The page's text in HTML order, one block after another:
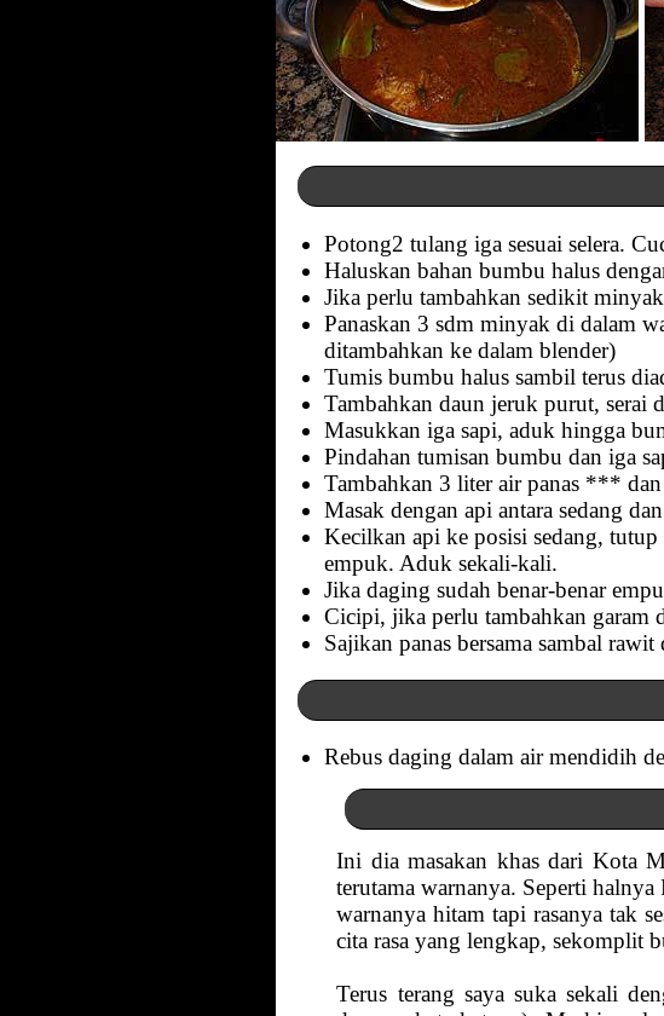
Potong2 tulang iga sesuai selera.
Haluskan bahan bumbu halus
Jika perlu tambahkan sedikit
Panaskan 3 sdm minyak di dalam
ditambahkan ke dalam blender)
Tumis bumbu halus sambil terus
Tambahkan daun jeruk purut, serai
Masukkan iga sapi, aduk hingga
Pindahan tumisan bumbu dan iga
Tambahkan 3 liter air panas ***
Masak dengan api antara sedang
Kecilkan api ke posisi sedang, tutup
empuk. Aduk sekali-kali.
Jika daging sudah benar-benar
Cicipi, jika perlu tambahkan garam
Sajikan panas bersama sambal
Rebus daging dalam air mendidih
Ini dia masakan khas dari Kota
terutama warnanya. Seperti
warnanya hitam tapi rasanya tak
cita rasa yang lengkap, sekomplit
Terus terang saya suka sekali